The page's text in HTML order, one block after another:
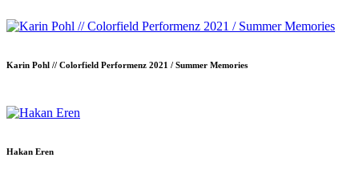
Karin Pohl // Colorfield Performenz 2021 / Summer Memories
Hakan Eren